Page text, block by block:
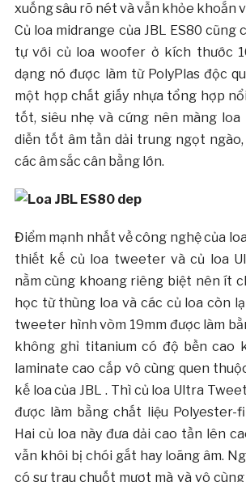
xuống sâu rõ nét và vẫn khỏe khoắn
Củ loa midrange của JBL ES80
tự với củ loa woofer ở kích thước
dạng nó được làm từ PolyPlas độc
một hợp chất giấy nhựa tổng hợp
tốt, siêu nhẹ và cứng nên màng
diễn tốt âm tần dải trung ngọt
các âm sắc cân bằng lớn.
Điểm mạnh nhất về công nghệ của
thiết kế củ loa tweeter và củ loa
nằm cùng khoang riêng biệt nên ít
học từ thùng loa và các củ loa còn
tweeter hình vòm 19mm được làm
không ghỉ titanium có độ bền cao
laminate cao cấp vô cùng quen
kế loa của JBL . Thì củ loa Ultra
được làm bằng chất liệu Polyester-
Hai củ loa này đưa dải cao tần lên
vẫn khôi bị chói gắt hay loãng âm.
có sự trau chuốt mượt mà và vô